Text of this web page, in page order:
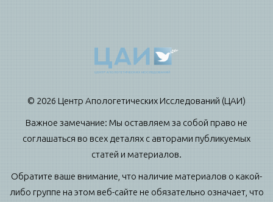
© 2026 Центр Апологетических Исследований (ЦАИ)
Важное замечание: Мы оставляем за собой право не
соглашаться во всех деталях с авторами публикуемых
статей и материалов.
Обратите ваше внимание, что наличие материалов о какой-
либо группе на этом веб-сайте не обязательно означает, что